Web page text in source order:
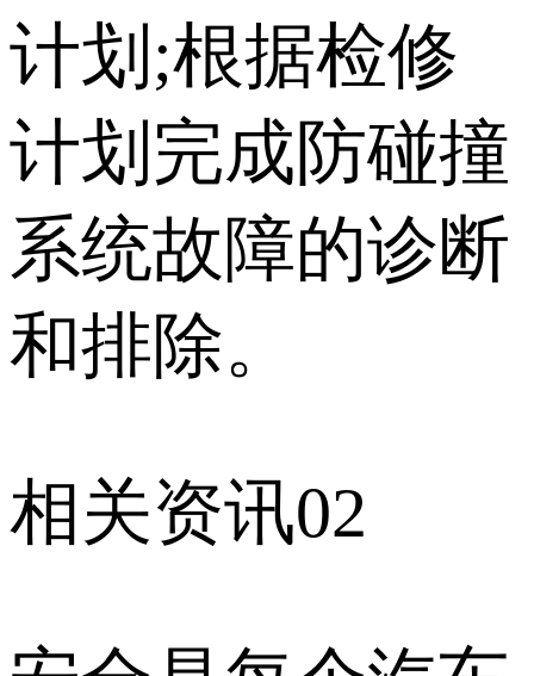
计划;根据检修
计划完成防碰撞
系统故障的诊断
和排除。
相关资讯02